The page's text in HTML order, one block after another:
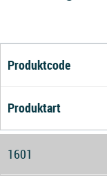
Produktcode
Produktart
1601